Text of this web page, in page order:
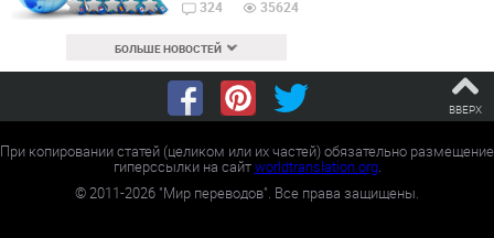
324
35624
БОЛЬШЕ НОВОСТЕЙ
ВВЕРХ
При копировании статей (целиком или их частей) обязательно размещение
гиперссылки на сайтworldtranslation.org.
©2011-2026 "Мир переводов". Все права защищены.